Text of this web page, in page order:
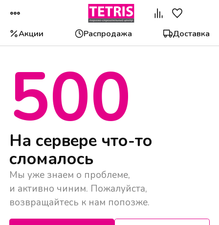
Акции Распродажа Доставка
500
На сервере что-то
сломалось
Мы уже знаем о проблеме,
и активно чиним. Пожалуйста,
возвращайтесь к нам попозже.